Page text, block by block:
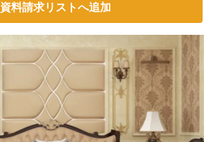
資料請求リストへ追加